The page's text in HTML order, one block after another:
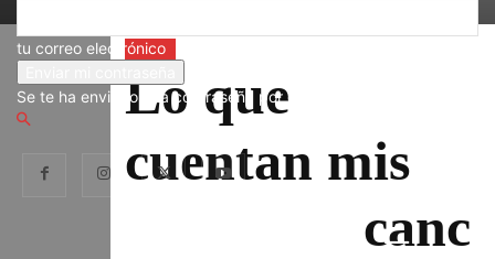
tu correo electrónico
Se te ha enviado una contraseña por correo electrónico.
Música
Lo que
cuentan mis
canc